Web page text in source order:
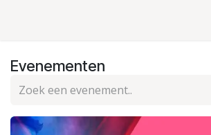
Evenementen